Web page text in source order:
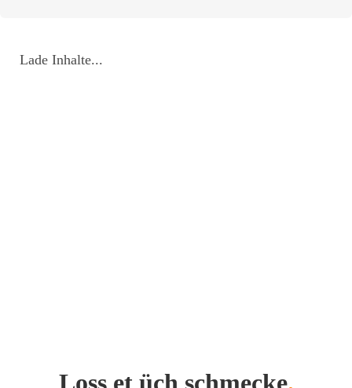
Lade Inhalte...
Loss et üch schmecke.